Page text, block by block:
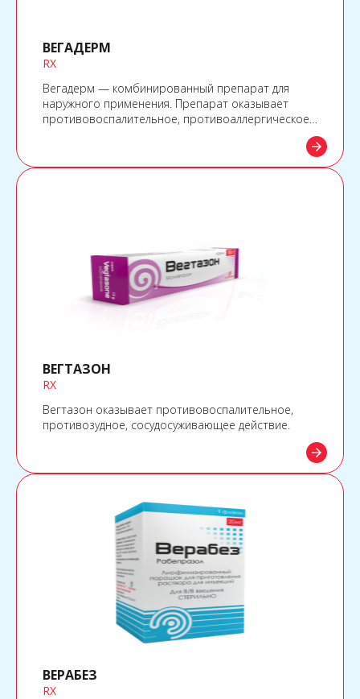
ВЕГАДЕРМ
RX
Вегадерм — комбинированный препарат для
наружного применения. Препарат оказывает
противовоспалительное, противоаллергическое,
arrow_forward
ВЕГТАЗОН
RX
Вегтазон оказывает противовоспалительное,
противозудное, сосудосуживающее действие.
arrow_forward
ВЕРАБЕЗ
RX